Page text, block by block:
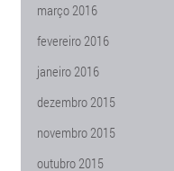
março 2016
fevereiro 2016
janeiro 2016
dezembro 2015
novembro 2015
outubro 2015